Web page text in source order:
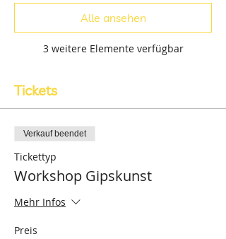
3 weitere Elemente verfügbar
Alle ansehen
Tickets
Verkauf beendet
Tickettyp
Workshop Gipskunst
Mehr Infos
Preis